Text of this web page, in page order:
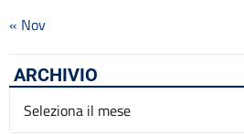
« Nov
ARCHIVIO
Archivio